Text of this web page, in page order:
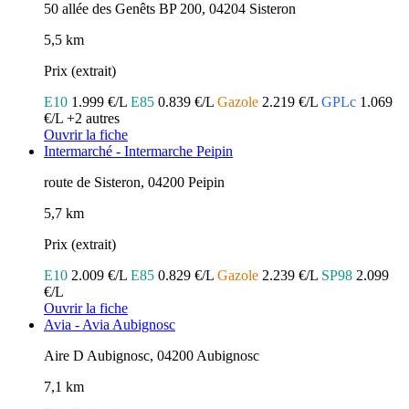
50 allée des Genêts BP 200, 04204 Sisteron
5,5 km
Prix (extrait)
E10 1.999 €/L E85 0.839 €/L Gazole 2.219 €/L GPLc 1.069
€/L +2 autres
Ouvrir la fiche
Intermarché - Intermarche Peipin
route de Sisteron, 04200 Peipin
5,7 km
Prix (extrait)
E10 2.009 €/L E85 0.829 €/L Gazole 2.239 €/L SP98 2.099
€/L
Ouvrir la fiche
Avia - Avia Aubignosc
Aire D Aubignosc, 04200 Aubignosc
7,1 km